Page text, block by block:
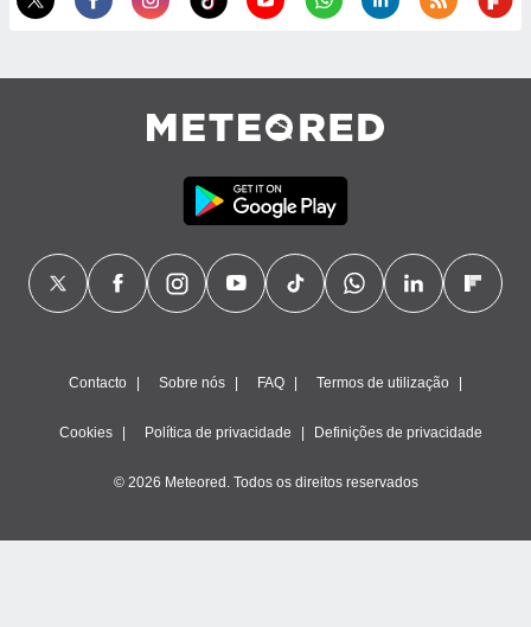
estudos
Contacto Sobre nós FAQ Termos de utilização
Cookies Política de privacidade Definições de privacidade
© 2026 Meteored. Todos os direitos reservados